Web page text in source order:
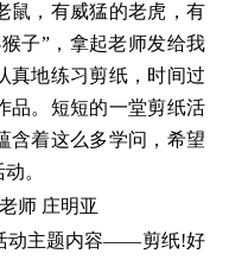
鼠，有威猛的老虎，有
子”，拿起老师发给我
真地练习剪纸，时间过
品。短短的一堂剪纸活
含着这么多学问，希望
。
师 庄明亚
动主题内容——剪纸!好